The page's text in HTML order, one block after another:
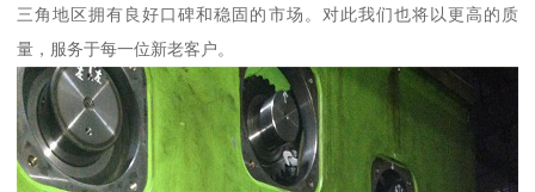
三角地区拥有良好口碑和稳固的市场。对此我们也将以更高的质
量，服务于每一位新老客户。